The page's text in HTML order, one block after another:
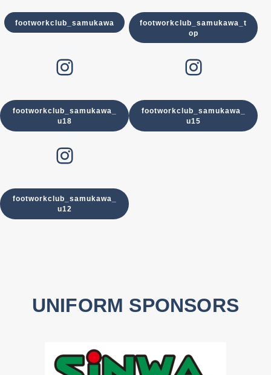
footworkclub_samukawa
footworkclub_samukawa_t
op
Instagram
footworkclub_samukawa_
u18
Instagram
footworkclub_samukawa_
u15
Instagram
footworkclub_samukawa_
u12
UNIFORM SPONSORS